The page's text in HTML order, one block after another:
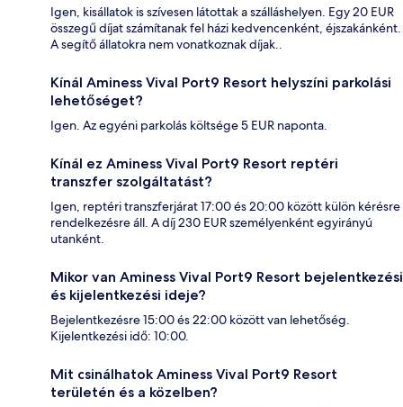
Igen, kisállatok is szívesen látottak a szálláshelyen. Egy 20 EUR
összegű díjat számítanak fel házi kedvencenként, éjszakánként.
A segítő állatokra nem vonatkoznak díjak..
Kínál Aminess Vival Port9 Resort helyszíni parkolási
lehetőséget?
Igen. Az egyéni parkolás költsége 5 EUR naponta.
Kínál ez Aminess Vival Port9 Resort reptéri
transzfer szolgáltatást?
Igen, reptéri transzferjárat 17:00 és 20:00 között külön kérésre
rendelkezésre áll. A díj 230 EUR személyenként egyirányú
utanként.
Mikor van Aminess Vival Port9 Resort bejelentkezési
és kijelentkezési ideje?
Bejelentkezésre 15:00 és 22:00 között van lehetőség.
Kijelentkezési idő: 10:00.
Mit csinálhatok Aminess Vival Port9 Resort
területén és a közelben?